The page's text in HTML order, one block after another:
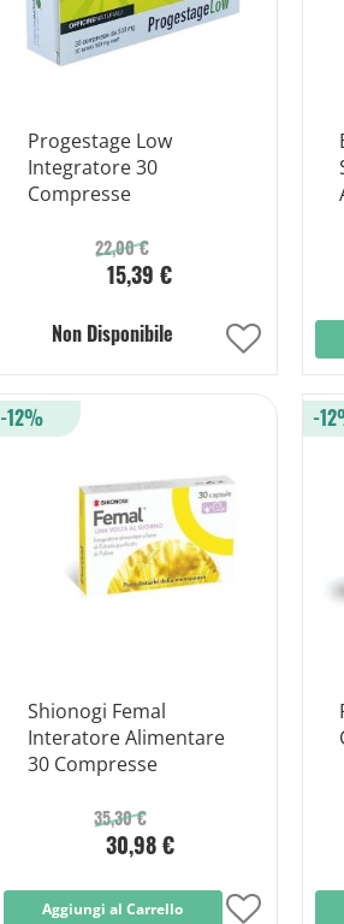
Progestage Low
Integratore 30
Compresse
22,00 €
15,39 €
Non Disponibile
Aggiungi
Shionogi Femal
Interatore Alimentare
30 Compresse
35,30 €
30,98 €
-12%
Aggiungi al Carrello
Aggiungi
-